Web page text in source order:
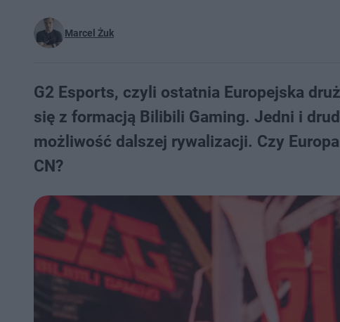
Marcel Żuk
G2 Esports, czyli ostatnia Europejska
się z formacją Bilibili Gaming. Jedni i
możliwość dalszej rywalizacji. Czy
CN?